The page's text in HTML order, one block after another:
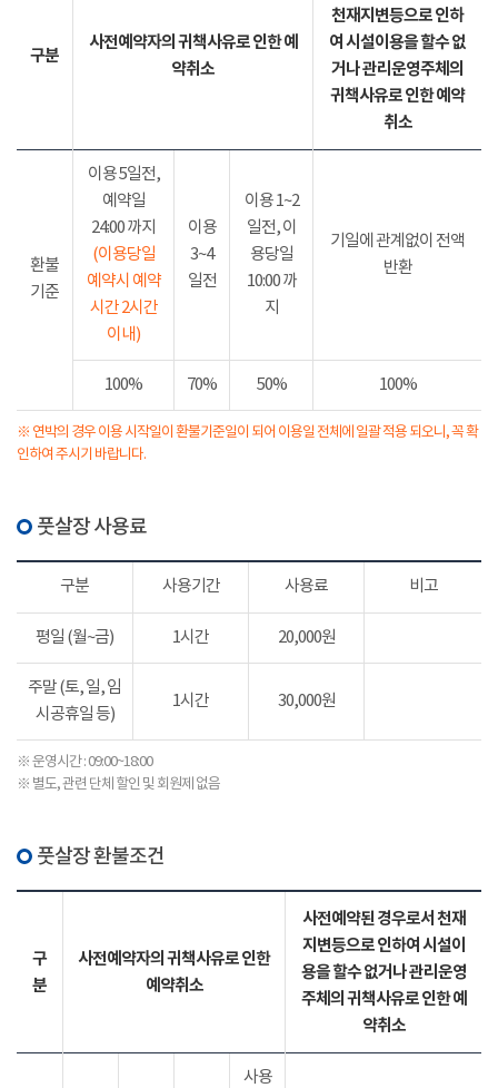
구분
사전예약자의 귀책사유로 인한 예
약취소
천재지변등으로 인하
여 시설이용을 할수 없
거나 관리운영주체의
귀책사유로 인한 예약
취소
환불
기준
이용 5일전,
예약일
24:00 까지
(이용당일
예약시 예약
시간 2시간
이내)
이용
3~4
일전
이용 1~2
일전, 이
용당일
10:00 까
지
기일에 관계없이 전액
반환
100% 70% 50% 100%
※ 연박의 경우 이용 시작일이 환불기준일이 되어 이용일 전체에 일괄 적용 되오니, 꼭 확
인하여 주시기 바랍니다.
풋살장 사용료
구분 사용기간 사용료 비고
평일 (월~금) 1시간 20,000원
주말 (토, 일, 임
시공휴일 등)
1시간 30,000원
※ 운영시간 : 09:00~18:00
※ 별도, 관련 단체 할인 및 회원제 없음
풋살장 환불조건
구
분
사전예약자의 귀책사유로 인한
예약취소
사전예약된 경우로서 천재
지변등으로 인하여 시설이
용을 할수 없거나 관리운영
주체의 귀책사유로 인한 예
약취소
사용